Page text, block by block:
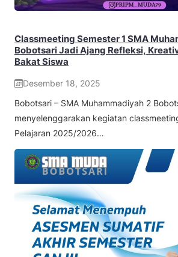
Classmeeting Semester 1 SMA
Bobotsari Jadi Ajang Refleksi,
Bakat Siswa
Desember 18, 2025
Bobotsari – SMA Muhammadiyah 2
menyelenggarakan kegiatan
Pelajaran 2025/2026…